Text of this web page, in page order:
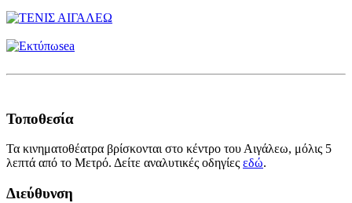
Τοποθεσία
Τα κινηματοθέατρα βρίσκονται στο κέντρο του Αιγάλεω, μόλις 5
λεπτά από το Μετρό. Δείτε αναλυτικές οδηγίες εδώ.
Διεύθυνση